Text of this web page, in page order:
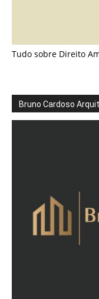
Tudo sobre Direito
Bruno Cardoso